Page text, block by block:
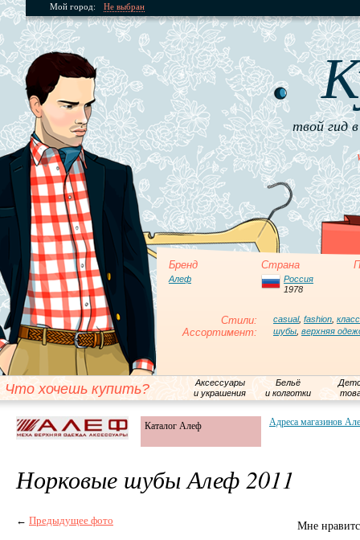
Мой город: Не выбран
твой гид
Бренд Страна
Алеф
Россия
1978
Стили: casual, fashion
Ассортимент: шубы верхняя
Что хочешь купить?
Аксессуары
и украшения
Бельё
и колготки
Каталог Алеф Адреса магазинов
Норковые шубы Алеф 2011
← Предыдущее фото Мне